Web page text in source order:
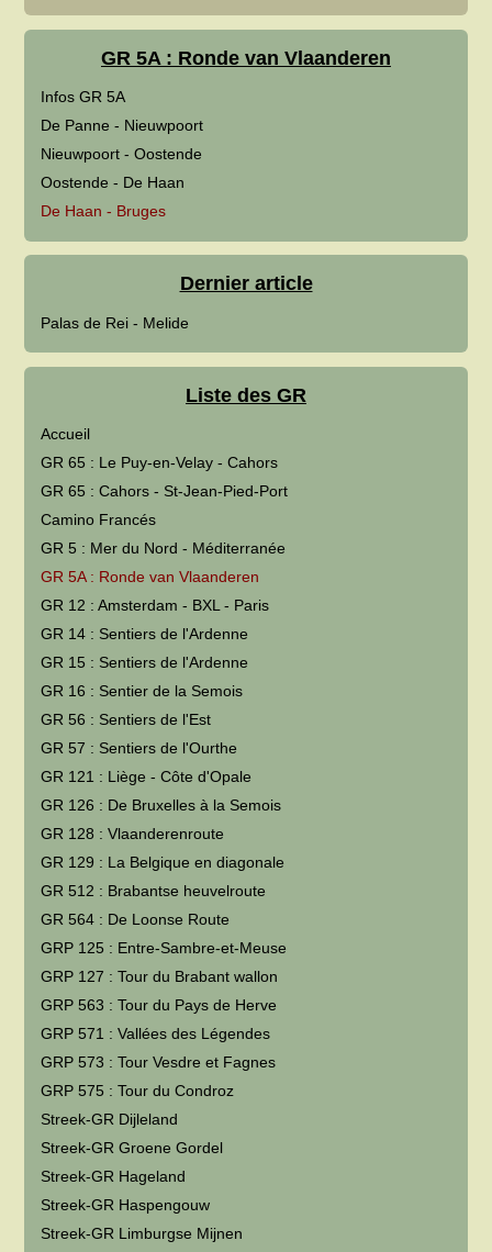
GR 5A : Ronde van Vlaanderen
Infos GR 5A
De Panne - Nieuwpoort
Nieuwpoort - Oostende
Oostende - De Haan
De Haan - Bruges
Dernier article
Palas de Rei - Melide
Liste des GR
Accueil
GR 65 : Le Puy-en-Velay - Cahors
GR 65 : Cahors - St-Jean-Pied-Port
Camino Francés
GR 5 : Mer du Nord - Méditerranée
GR 5A : Ronde van Vlaanderen
GR 12 : Amsterdam - BXL - Paris
GR 14 : Sentiers de l'Ardenne
GR 15 : Sentiers de l'Ardenne
GR 16 : Sentier de la Semois
GR 56 : Sentiers de l'Est
GR 57 : Sentiers de l'Ourthe
GR 121 : Liège - Côte d'Opale
GR 126 : De Bruxelles à la Semois
GR 128 : Vlaanderenroute
GR 129 : La Belgique en diagonale
GR 512 : Brabantse heuvelroute
GR 564 : De Loonse Route
GRP 125 : Entre-Sambre-et-Meuse
GRP 127 : Tour du Brabant wallon
GRP 563 : Tour du Pays de Herve
GRP 571 : Vallées des Légendes
GRP 573 : Tour Vesdre et Fagnes
GRP 575 : Tour du Condroz
Streek-GR Dijleland
Streek-GR Groene Gordel
Streek-GR Hageland
Streek-GR Haspengouw
Streek-GR Limburgse Mijnen